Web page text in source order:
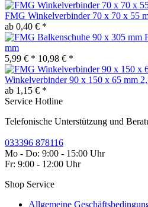
FMG Winkelverbinder 70 x 70 x 55
ab 0,40 € *
mm
5,99 € * 10,98 € *
Winkelverbinder 90 x 150 x 65 mm
ab 1,15 € *
Service Hotline
Telefonische Unterstützung und
033396 878116
Mo - Do: 9:00 - 15:00 Uhr
Fr: 9:00 - 12:00 Uhr
Shop Service
Allgemeine